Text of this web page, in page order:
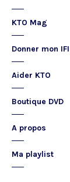
KTO Mag
Donner mon IFI
Aider KTO
Boutique DVD
A propos
Ma playlist